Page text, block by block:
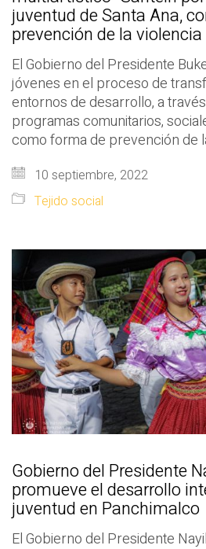
juventud de Santa Ana,
prevención de la violencia
El Gobierno del Presidente
jóvenes en el proceso de
entornos de desarrollo, a
programas comunitarios,
como forma de prevención de
10 septiembre, 2022
Tejido social
Gobierno del Presidente
promueve el desarrollo
juventud en Panchimalco
El Gobierno del Presidente